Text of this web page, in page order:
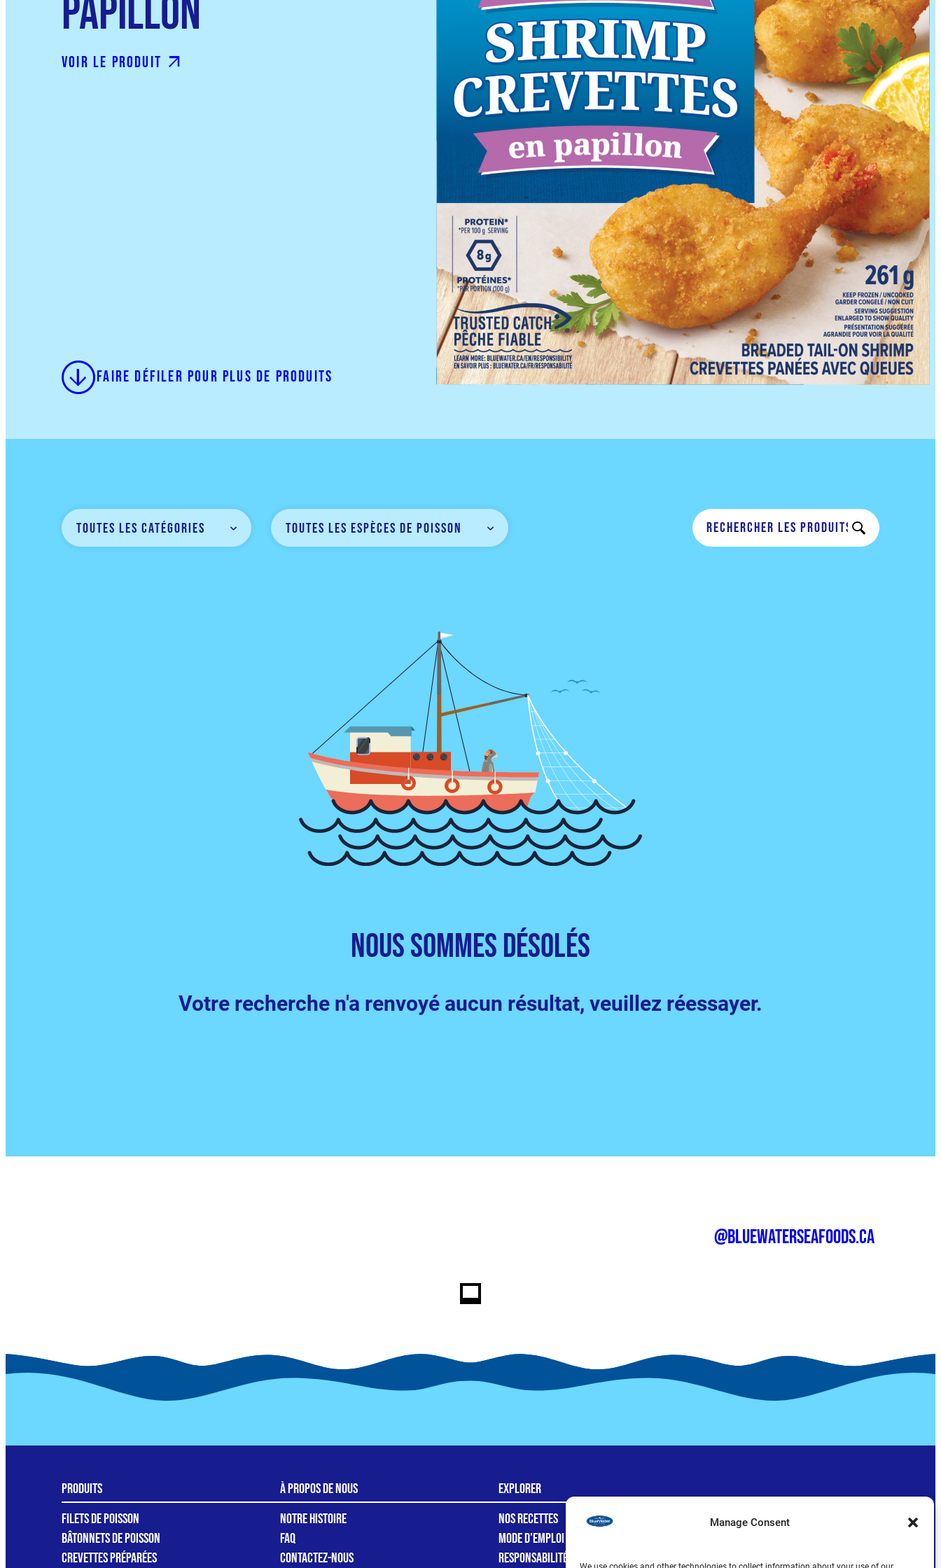
Manage Consent
Papillon
Voir le produit
Faire défiler pour plus de produits
Toutes les Catégories Toutes les espèces de poisson
nous sommes désolés
Votre recherche n'a renvoyé aucun résultat, veuillez réessayer.
@bluewaterseafoods.ca
Produits
Filets de poisson
Bâtonnets de poisson
Crevettes préparées
à propos de nous
Notre Histoire
FAQ
Contactez-nous
Explorer
Nos recettes
Mode d'emploi
Responsabilité